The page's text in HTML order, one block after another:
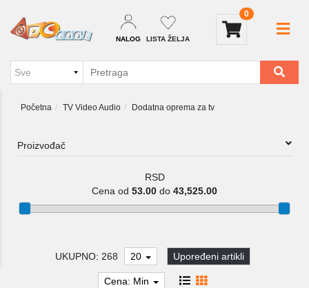
NALOG LISTA ŽELJA
0
Početna TV Video Audio Dodatna oprema za tv
Proizvođač
RSD
Cena od 53.00 do 43,525.00
UKUPNO: 268 20 Upoređeni artikli
Cena: Min